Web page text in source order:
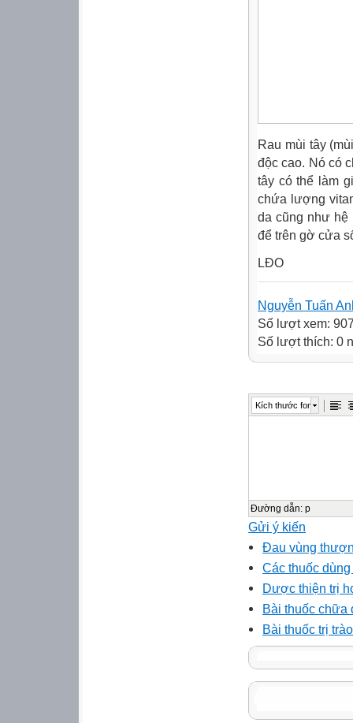
Rau mùi tây
độc cao. Nó có
tây có thể làm
chứa lượng
da cũng như hệ
để trên gờ cửa
LĐO
Nguyễn Tuấn
Số lượt xem:
Số lượt thích: 0
Kích thước font
Đường dẫn: p
Gửi ý kiến
Đau vùng
Các thuốc
Dược thiện trị
Bài thuốc chữa
Bài thuốc trị